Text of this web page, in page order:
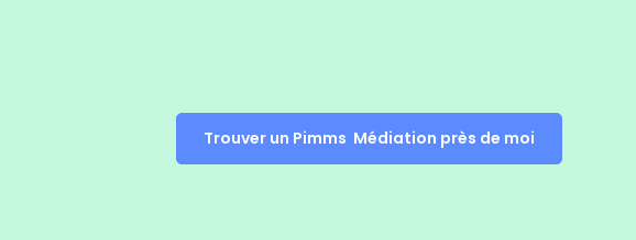
Trouver un Pimms Médiation près de moi